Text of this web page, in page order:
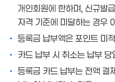
개인회원에 한하며, 신규발
자격 기준에 미달하는 경우
등록금 납부액은 포인트 미
카드 납부 시 취소는 납부 당
등록금 카드 납부는 전액 결